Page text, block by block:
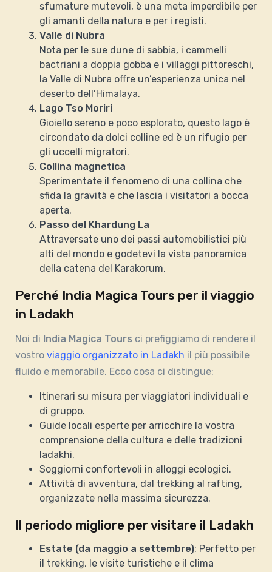
sfumature mutevoli, è una meta imperdibile per
gli amanti della natura e per i registi.
Valle di Nubra
Nota per le sue dune di sabbia, i cammelli
bactriani a doppia gobba e i villaggi pittoreschi,
la Valle di Nubra offre un’esperienza unica nel
deserto dell’Himalaya.
Lago Tso Moriri
Gioiello sereno e poco esplorato, questo lago è
circondato da dolci colline ed è un rifugio per
gli uccelli migratori.
Collina magnetica
Sperimentate il fenomeno di una collina che
sfida la gravità e che lascia i visitatori a bocca
aperta.
Passo del Khardung La
Attraversate uno dei passi automobilistici più
alti del mondo e godetevi la vista panoramica
della catena del Karakorum.
Perché India Magica Tours per il viaggio
in Ladakh
Noi di India Magica Tours ci prefiggiamo di rendere il
vostro viaggio organizzato in Ladakh il più possibile
fluido e memorabile. Ecco cosa ci distingue:
Itinerari su misura per viaggiatori individuali e
di gruppo.
Guide locali esperte per arricchire la vostra
comprensione della cultura e delle tradizioni
ladakhi.
Soggiorni confortevoli in alloggi ecologici.
Attività di avventura, dal trekking al rafting,
organizzate nella massima sicurezza.
Il periodo migliore per visitare il Ladakh
Estate (da maggio a settembre): Perfetto per
il trekking, le visite turistiche e il clima